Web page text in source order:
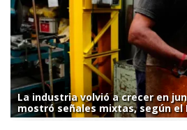
La industria volvió a crecer en
mostró señales mixtas, según el